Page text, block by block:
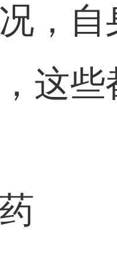
，自
这些